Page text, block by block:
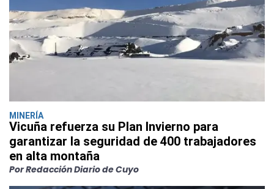
MINERÍA
Vicuña refuerza su Plan Invierno para
garantizar la seguridad de 400 trabajadores
en alta montaña
Por Redacción Diario de Cuyo